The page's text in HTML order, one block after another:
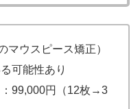
マウスピース矯正）
可能性あり
99,000円（12枚→3